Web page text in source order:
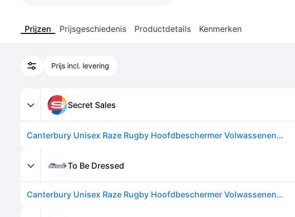
Prijzen Prijsgeschiedenis Productdetails Kenmerken
Prijs incl. levering
Secret Sales
Canterbury Unisex Raze Rugby Hoofdbeschermer Volwassenen (Roze) - S
To Be Dressed
Canterbury Unisex Raze Rugby Hoofdbeschermer Volwassenen (Roze) - S